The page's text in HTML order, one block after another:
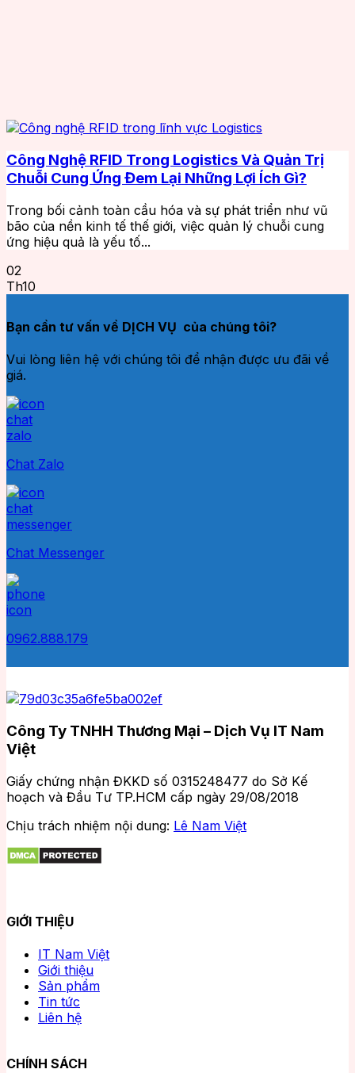
Công Nghệ RFID Trong Logistics Và Quản Trị
Chuỗi Cung Ứng Đem Lại Những Lợi Ích Gì?
Trong bối cảnh toàn cầu hóa và sự phát triển như vũ
bão của nền kinh tế thế giới, việc quản lý chuỗi cung
ứng hiệu quả là yếu tố...
02
Th10
Bạn cần tư vấn về DỊCH VỤ của chúng tôi?
Vui lòng liên hệ với chúng tôi để nhận được ưu đãi về
giá.
Chat Zalo
Chat Messenger
0962.888.179
Công Ty TNHH Thương Mại – Dịch Vụ IT Nam
Việt
Giấy chứng nhận ĐKKD số 0315248477 do Sở Kế
hoạch và Đầu Tư TP.HCM cấp ngày 29/08/2018
Chịu trách nhiệm nội dung: Lê Nam Việt
GIỚI THIỆU
IT Nam Việt
Giới thiệu
Sản phẩm
Tin tức
Liên hệ
CHÍNH SÁCH